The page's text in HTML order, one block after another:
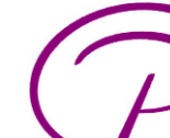
Doorgaan
inhoud